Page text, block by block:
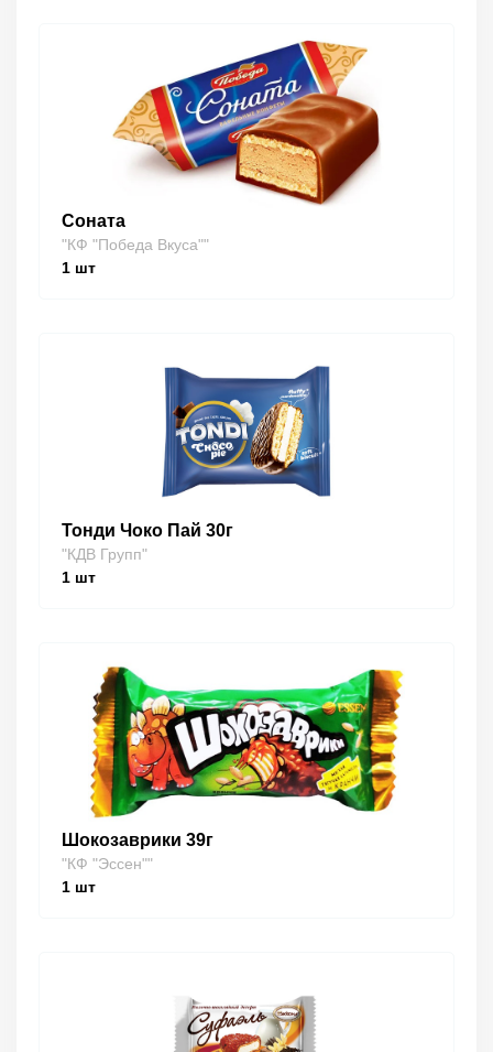
Соната
"КФ "Победа Вкуса""
1 шт
Тонди Чоко Пай 30г
"КДВ Групп"
1 шт
Шокозаврики 39г
"КФ "Эссен""
1 шт